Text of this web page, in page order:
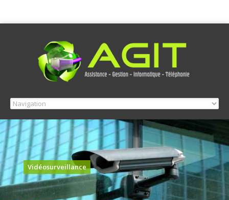
Vidéosurveillance